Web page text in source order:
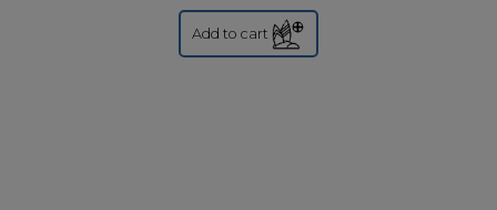
Add to cart